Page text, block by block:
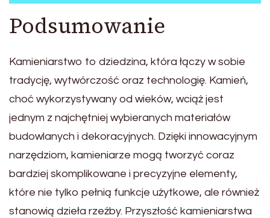
Podsumowanie
Kamieniarstwo to dziedzina, która łączy w sobie
tradycję, wytwórczość oraz technologię. Kamień,
choć wykorzystywany od wieków, wciąż jest
jednym z najchętniej wybieranych materiałów
budowlanych i dekoracyjnych. Dzięki innowacyjnym
narzędziom, kamieniarze mogą tworzyć coraz
bardziej skomplikowane i precyzyjne elementy,
które nie tylko pełnią funkcje użytkowe, ale również
stanowią dzieła rzeźby. Przyszłość kamieniarstwa